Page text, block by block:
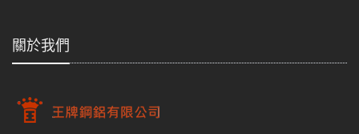
關於我們